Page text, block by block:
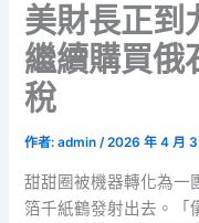
美財長正到
繼續購買俄
稅
作者:admin/2026 年 4 月 3
甜甜圈被機器轉化為一
箔千紙鶴發射出去。「